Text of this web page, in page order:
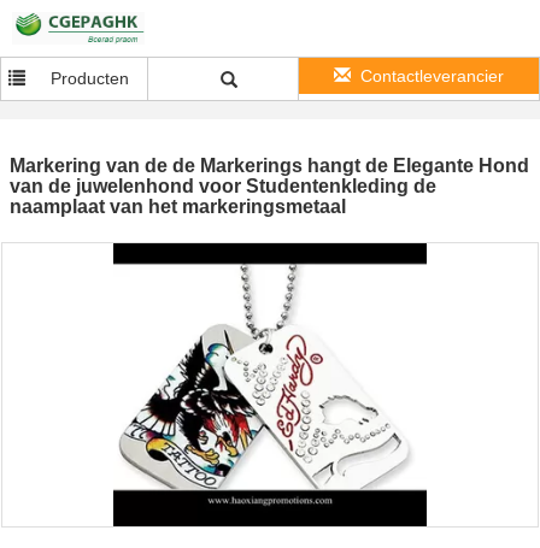
Producten Contactleverancier
Markering van de de Markerings hangt de Elegante Hond
van de juwelenhond voor Studentenkleding de
naamplaat van het markeringsmetaal